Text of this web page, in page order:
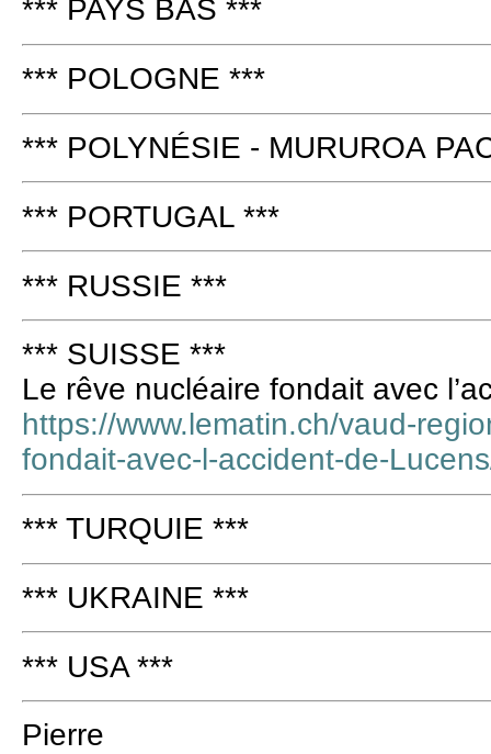
*** PAYS BAS ***
*** POLOGNE ***
*** POLYNÉSIE - MURUROA
*** PORTUGAL ***
*** RUSSIE ***
*** SUISSE ***
Le rêve nucléaire fondait avec
https://www.lematin.ch/vaud-
fondait-avec-l-accident-de-
*** TURQUIE ***
*** UKRAINE ***
*** USA ***
Pierre